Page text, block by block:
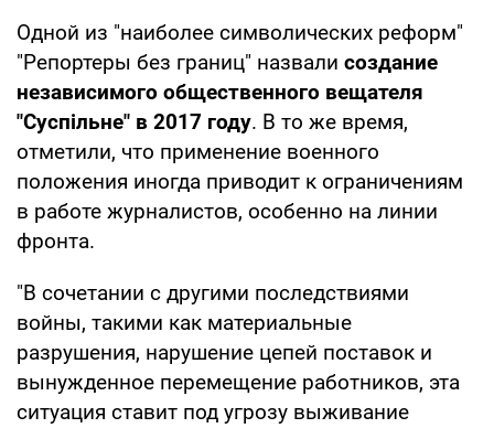
Одной из "наиболее символических реформ"
"Репортеры без границ" назвали создание
независимого общественного вещателя
"Суспільне" в 2017 году. В то же время,
отметили, что применение военного
положения иногда приводит к ограничениям
в работе журналистов, особенно на линии
фронта.
"В сочетании с другими последствиями
войны, такими как материальные
разрушения, нарушение цепей поставок и
вынужденное перемещение работников, эта
ситуация ставит под угрозу выживание